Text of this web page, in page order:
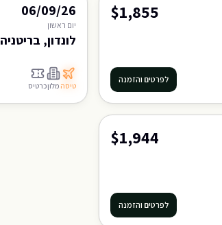
$1,855
לפרטים והזמנה
06/09/26
יום ראשון
לונדון, בריטניה
טיסה מלוןכרטיס
$1,944
לפרטים והזמנה